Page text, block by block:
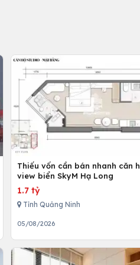
Thiếu vốn cần bán nhanh căn
view biển SkyM Hạ Long
1.7 tỷ
Tỉnh Quảng Ninh
05/08/2026